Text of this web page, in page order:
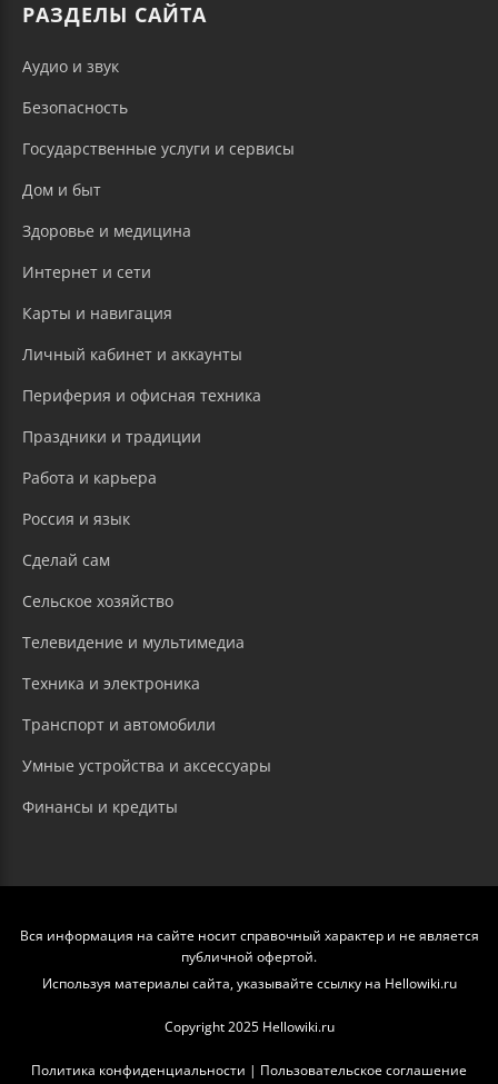
РАЗДЕЛЫ САЙТА
Аудио и звук
Безопасность
Государственные услуги и сервисы
Дом и быт
Здоровье и медицина
Интернет и сети
Карты и навигация
Личный кабинет и аккаунты
Периферия и офисная техника
Праздники и традиции
Работа и карьера
Россия и язык
Сделай сам
Сельское хозяйство
Телевидение и мультимедиа
Техника и электроника
Транспорт и автомобили
Умные устройства и аксессуары
Финансы и кредиты
Вся информация на сайте носит справочный характер и не является
публичной офертой.
Используя материалы сайта, указывайте ссылку на Hellowiki.ru
Copyright 2025 Hellowiki.ru
Политика конфиденциальности | Пользовательское соглашение